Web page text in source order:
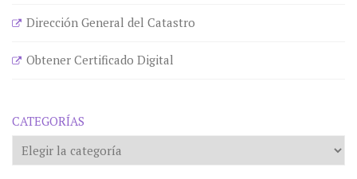
Dirección General del Catastro
Obtener Certificado Digital
CATEGORÍAS
Categorías